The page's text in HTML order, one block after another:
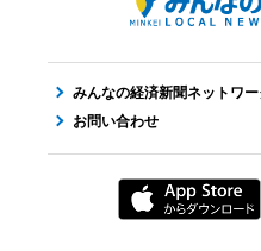
みんなの経済新聞ネットワー
お問い合わせ